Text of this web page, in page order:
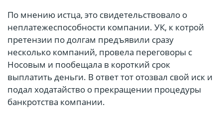
По мнению истца, это свидетельствовало о
неплатежеспособности компании. УК, к котрой
претензии по долгам предъявили сразу
несколько компаний, провела переговоры с
Носовым и пообещала в короткий срок
выплатить деньги. В ответ тот отозвал свой иск и
подал ходатайство о прекращении процедуры
банкротства компании.